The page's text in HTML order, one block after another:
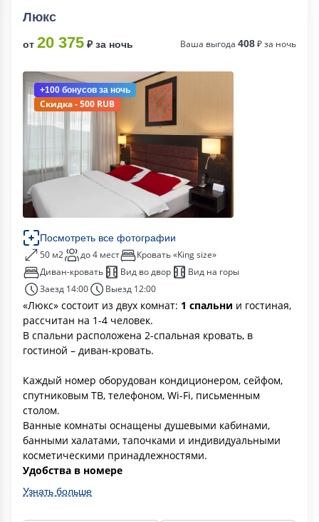
Люкс
от 20 375 ₽ за ночь Ваша выгода 408₽ за ночь
+100 бонусов за ночь
Скидка - 500 RUB
Посмотреть все фотографии
50 м2 до 4 мест
Кровать «King size»
Диван-кровать
Вид во двор
Вид на горы
Заезд 14:00
Выезд 12:00
«Люкс» состоит из двух комнат: 1 спальни и гостиная,
рассчитан на 1-4 человек.
В спальни расположена 2-спальная кровать, в
гостиной – диван-кровать.
Каждый номер оборудован кондиционером, сейфом,
спутниковым ТВ, телефоном, Wi-Fi, письменным
столом.
Ванные комнаты оснащены душевыми кабинами,
банными халатами, тапочками и индивидуальными
косметическими принадлежностями.
Удобства в номере
Узнать больше